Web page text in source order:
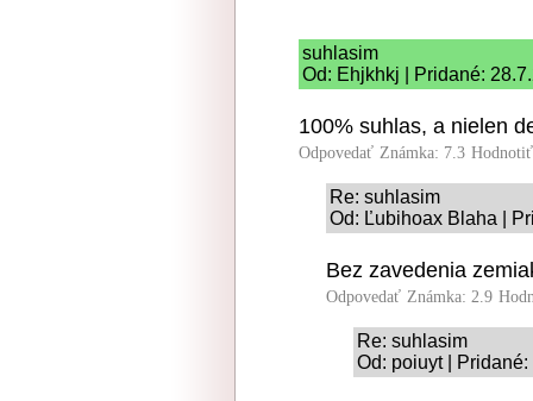
suhlasim
Od: Ehjkhkj | Pridané:
100% suhlas, a nielen
Odpovedať Známka: 7.3
Re: suhlasim
Od: Ľubihoax Blaha |
Bez zavedenia
Odpovedať Známka: 2.9
Re: suhlasim
Od: poiuyt |